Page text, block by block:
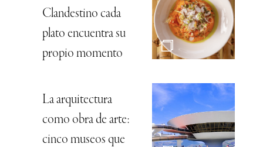
Clandestino cada
plato encuentra su
propio momento
La arquitectura
como obra de arte:
cinco museos que